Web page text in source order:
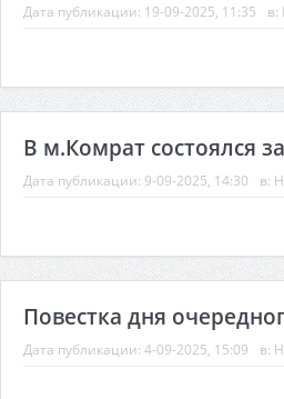
Дата публикации: 19-09-2025, 11:35 в:
В м.Комрат состоялся
Дата публикации: 9-09-2025, 14:30 в:
Повестка дня
Дата публикации: 4-09-2025, 15:09 в: